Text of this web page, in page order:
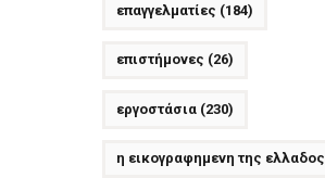
επαγγελματίες (184)
επιστήμονες (26)
εργοστάσια(230)
η εικογραφημενη της ελλαδος